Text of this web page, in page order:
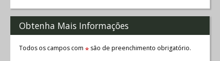
Obtenha Mais Informações
Todos os campos com *são de preenchimento obrigatório.